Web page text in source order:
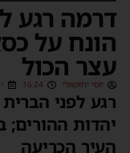
רגע
על כסא
הכול
יוסי יחזקאלי 16:24 י״ב
לפני הברית
ההורים;
הכריעה